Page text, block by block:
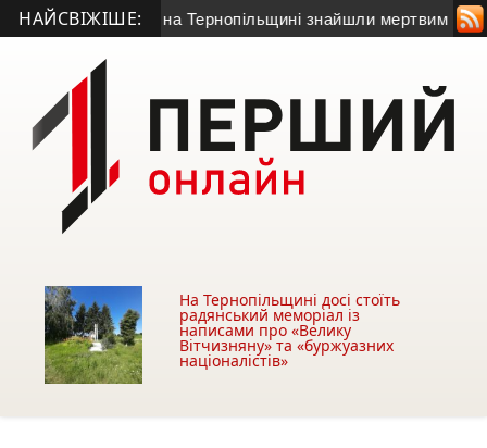
НАЙСВІЖІШЕ:
на зв’язок: на Тернопільщині знайшли мертвим 58-
На Тернопільщині досі стоїть
радянський меморіал із
написами про «Велику
Вітчизняну» та «буржуазних
націоналістів»